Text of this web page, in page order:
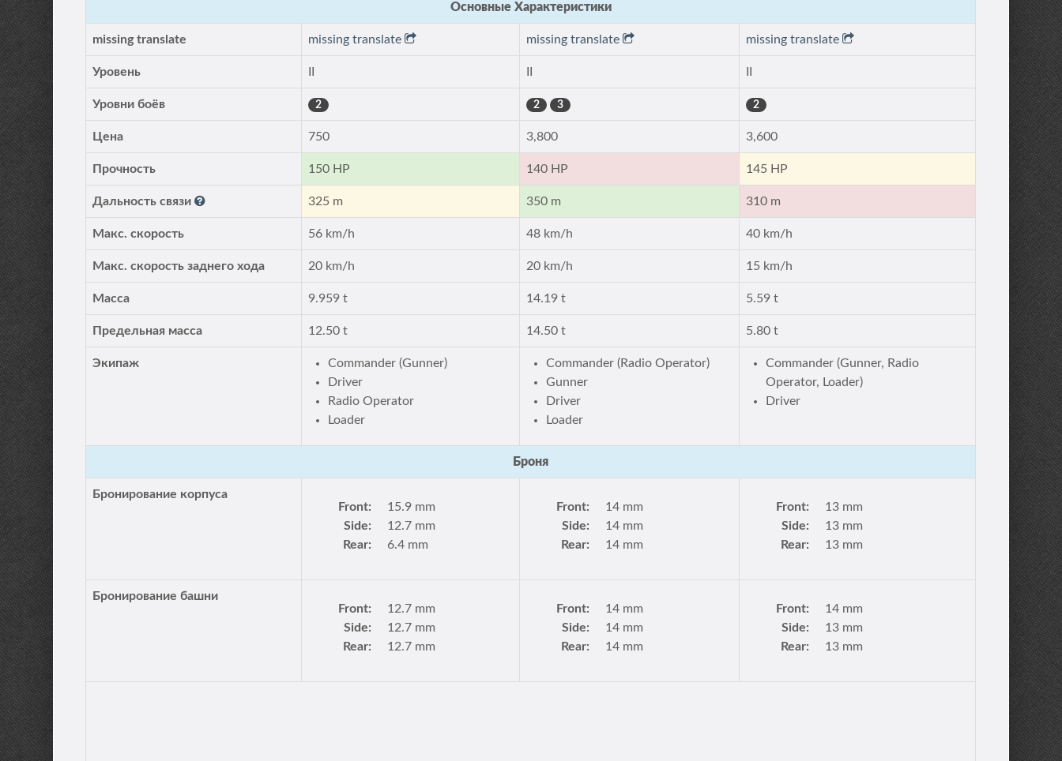
Основные Характеристики
missing translate missing translate missing translate missing translate
Уровень
Уровни боёв 2 2 3 2
Цена 750 3,800 3,600
Прочность 150 HP 140 HP 145 HP
Дальность связи 325 m 350 m 310 m
Макс. скорость 56 km/h 48 km/h 40 km/h
Макс. скорость заднего хода 20 km/h 20 km/h 15 km/h
Масса 9.959 t 14.19 t 5.59 t
Предельная масса 12.50 t 14.50 t 5.80 t
Экипаж
Commander (Gunner)
Driver
Radio Operator
Loader
Commander (Radio Operator)
Gunner
Driver
Loader
Commander (Gunner, Radio
Operator, Loader)
Driver
Броня
Бронирование корпуса
Front:
15.9 mm
Side:
12.7 mm
Rear:
6.4 mm
Front:
14 mm
Side:
14 mm
Rear:
14 mm
Front:
13 mm
Side:
13 mm
Rear:
13 mm
Бронирование башни
Front:
12.7 mm
Side:
12.7 mm
Rear:
12.7 mm
Front:
14 mm
Side:
14 mm
Rear:
14 mm
Front:
14 mm
Side:
13 mm
Rear:
13 mm